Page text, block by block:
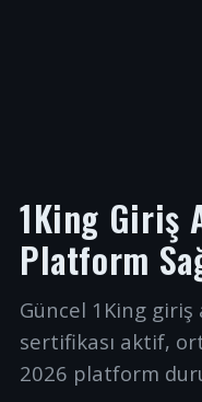
1King Giriş
Platform
Güncel 1King giriş
sertifikası aktif,
2026 platform